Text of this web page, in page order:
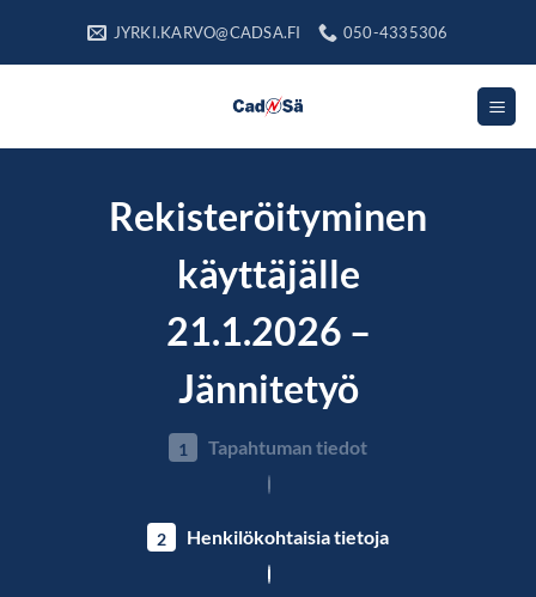
JYRKI.KARVO@CADSA.FI 050-4335306
Rekisteröityminen
käyttäjälle
21.1.2026 –
Jännitetyö
1 Tapahtuman tiedot
2 Henkilökohtaisia ​​tietoja